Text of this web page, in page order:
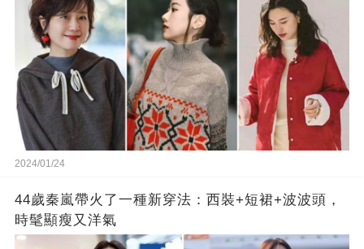
2024/01/24
44歲秦嵐帶火了一種新穿法：西裝+短裙+波波頭，
時髦顯瘦又洋氣